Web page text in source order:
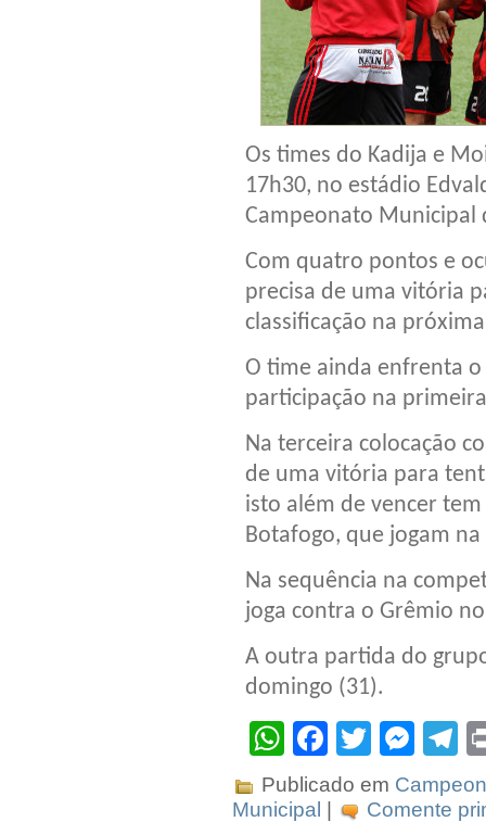
Os times do Kadija e
17h30, no estádio
Campeonato Municipal
Com quatro pontos e
precisa de uma vitória
classificação na
O time ainda enfrenta
participação na
Na terceira colocação
de uma vitória para
isto além de vencer
Botafogo, que jogam
Na sequência na
joga contra o Grêmio
A outra partida do
domingo (31).
WhatsApp
Facebook
Twitter
Publicado em
Municipal | Comente